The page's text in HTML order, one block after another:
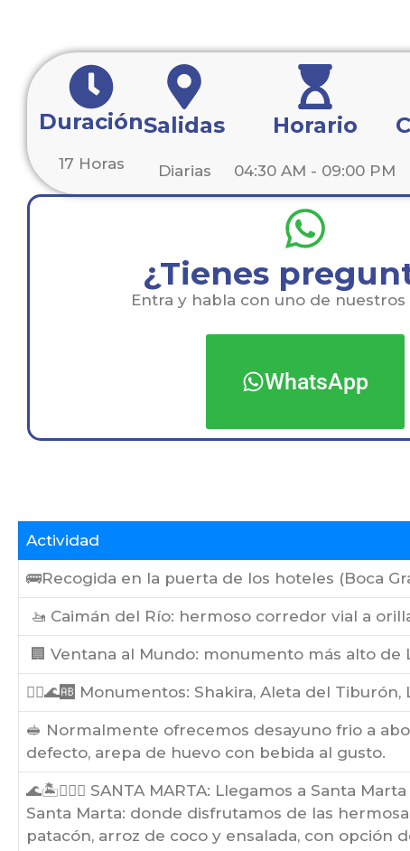
Duración
17 Horas
Salidas
Diarias
Horario
04:30 AM - 09:00 PM
¿Tienes
Entra y habla con uno de nuestros
WhatsApp
Actividad
🚌Recogida en la puerta de los hoteles (Boca
🚤 Caimán del Río: hermoso corredor vial a
🏢 Ventana al Mundo: monumento más alto de
🧝‍♀️🌊🆎 Monumentos: Shakira, Aleta del
🥪 Normalmente ofrecemos desayuno frio a
defecto, arepa de huevo con bebida al gusto.
🌊🏝🏊‍♀️⛵ SANTA MARTA: Llegamos a Santa
Santa Marta: donde disfrutamos de las
patacón, arroz de coco y ensalada, con opción